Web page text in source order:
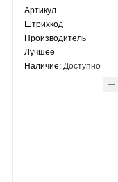
Артикул
Штрихкод
Производитель
Лучшее
Наличие: Доступно